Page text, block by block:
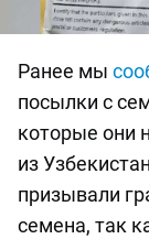
Ранее мы
посылки с
которые они
из
призывали
семена, так